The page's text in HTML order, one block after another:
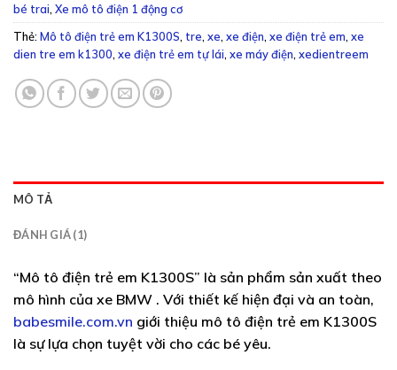
bé trai Xe mô tô điện 1 động cơ
Thẻ: Mô tô điện trẻ em K1300S tre xe xe điện xe điện trẻ em xe
dien tre em k1300 xe điện trẻ em tự lái xe máy điện xedientreem
MÔ TẢ
ĐÁNH GIÁ (1)
“Mô tô điện trẻ em K1300S” là sản phẩm sản xuất theo
mô hình của xe BMW . Với thiết kế hiện đại và an toàn,
babesmile.com.vn giới thiệu mô tô điện trẻ em K1300S
là sự lựa chọn tuyệt vời cho các bé yêu.